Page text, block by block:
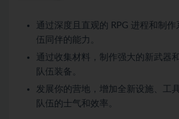
通过深度且直观的 RPG 进程和制
伍同伴的能力。
通过收集材料，制作强大的新武器
队伍装备。
发展你的营地，增加全新设施、工
队伍的士气和效率。